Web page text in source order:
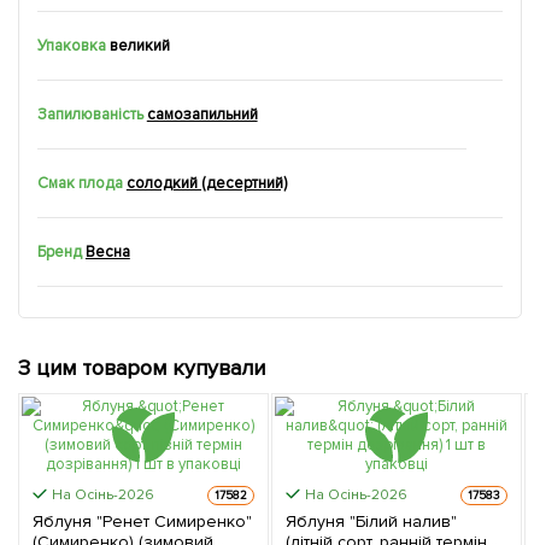
Упаковкавеликий
Запилюваність самозапильний
Смак плода солодкий (десертний)
БрендВесна
З цим товаром купували
На Осінь-2026 17582
Яблуня "Ренет Симиренко"
На Осінь-2026 17583
Яблуня "Білий налив"